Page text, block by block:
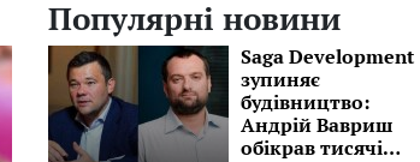
Популярні новини
Saga Development
зупиняє
будівництво:
Андрій Вавриш
обікрав тисячі